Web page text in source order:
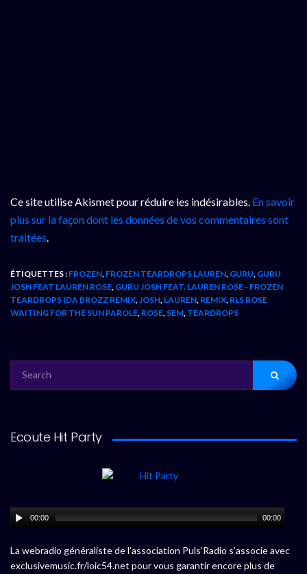
Ce site utilise Akismet pour réduire les indésirables. En savoir
plus sur la façon dont les données de vos commentaires sont
traitées.
ÉTIQUETTES : FROZEN FROZEN TEARDROPS LAUREN GURU GURU
JOSH FEAT LAUREN ROSE GURU JOSH FEAT. LAUREN ROSE - FROZEN
TEARDROPS (DA BROZZ REMIX JOSH LAUREN REMIX RLS ROSE
WAITING FOR THE SUN PAROLE ROSE SEM TEARDROPS
FOR:
Ecoute Hit Party
00:00 00:00
La webradio généraliste de l’association Puls’Radio s’associe avec
exclusivemusic.fr/loic54.net pour vous garantir encore plus de